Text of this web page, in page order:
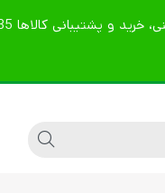
تمامی محصولات